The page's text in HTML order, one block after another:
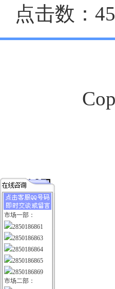
点击数：
市场一部：
2850186861
2850186863
2850186864
2850186865
2850186869
市场二部：